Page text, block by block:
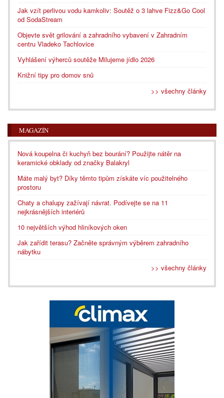
Jak vzít perlivou vodu kamkoliv: Soutěž o 3 lahve Fizz&Go Cool
od SodaStream
Objevte svět grilování a zahradního vybavení v Zahradním
centru Vladeko Tachlovice
Vyhlášení výherců soutěže Milujeme jídlo 2026
Knižní tipy pro domov snů
>> všechny články
MAGAZÍN
Nová koupelna či kuchyň bez bourání? Použijte nátěr na
keramické obklady od značky Balakryl
Máte malý byt? Díky těmto tipům získáte víc použitelného
prostoru
Chaty a chalupy zažívají návrat. Podívejte se na 11
nejkrásnějších interiérů
10 největších výhod hliníkových oken
Jak zařídit terasu? Začněte správným výběrem zahradního
nábytku
>> všechny články